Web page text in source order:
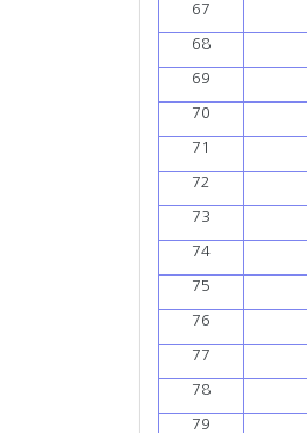
67
68
69
70
71
72
73
74
75
76
77
78
79